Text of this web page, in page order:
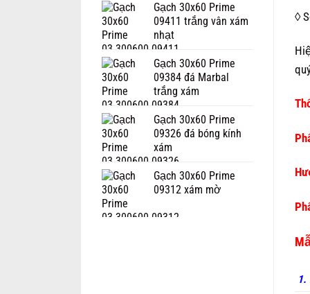
Gạch 30x60 Prime
09411 trắng vân xám
nhạt
Gạch 30x60 Prime
09384 đá Marbal
trắng xám
Gạch 30x60 Prime
09326 đá bóng kính
xám
Gạch 30x60 Prime
09312 xám mờ
◊